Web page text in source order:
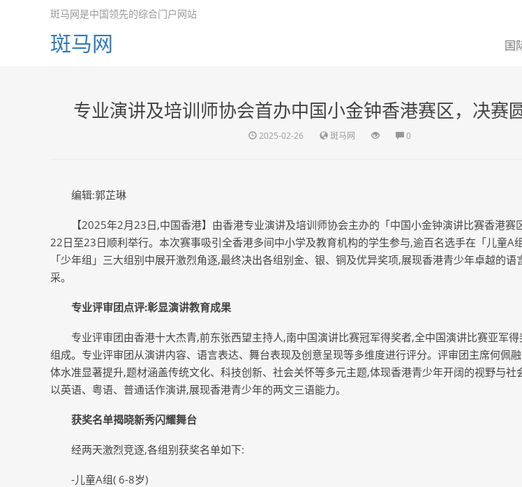
斑马网是中国领先的综合门户网站
斑马网 国
专业演讲及培训师协会首办中国小金钟香港赛区，决赛
2025-02-26 斑马网 0
编辑:郭芷琳
【2025年2月23日,中国香港】由香港专业演讲及培训师协会主办的「中国小金钟演讲比赛香港赛
22日至23日顺利举行。本次赛事吸引全香港多间中小学及教育机构的学生参与,逾百名选手在「儿童A
「少年组」三大组别中展开激烈角逐,最终决出各组别金、银、铜及优异奖项,展现香港青少年卓越的语
采。
专业评审团点评:彰显演讲教育成果
专业评审团由香港十大杰青,前东张西望主持人,南中国演讲比赛冠军得奖者,全中国演讲比赛亚军
组成。专业评审团从演讲内容、语言表达、舞台表现及创意呈现等多维度进行评分。评审团主席何佩
体水准显著提升,题材涵盖传统文化、科技创新、社会关怀等多元主题,体现香港青少年开阔的视野与社
以英语、粤语、普通话作演讲,展现香港青少年的两文三语能力。
获奖名单揭晓新秀闪耀舞台
经两天激烈竞逐,各组别获奖名单如下:
-儿童A组( 6-8岁)